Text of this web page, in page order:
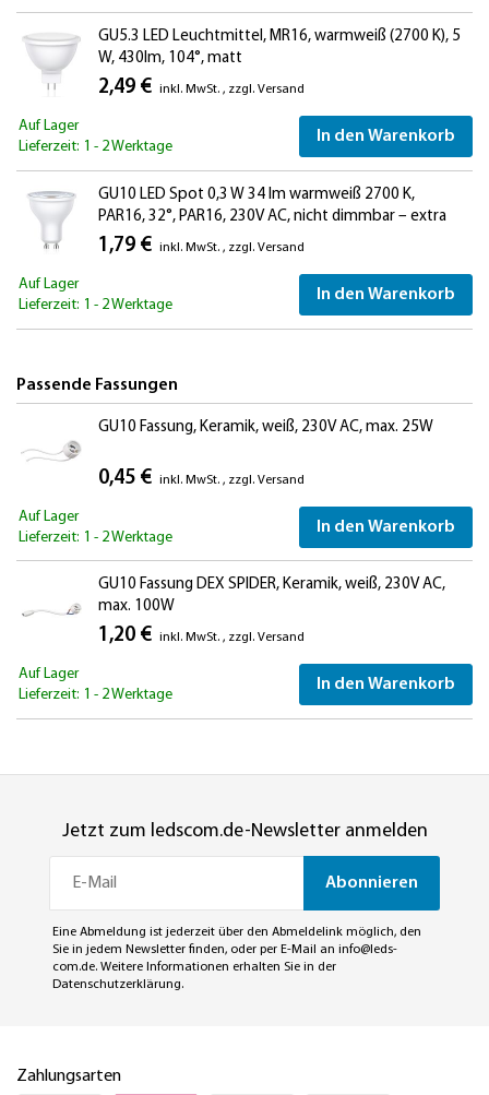
GU5.3 LED Leuchtmittel, MR16, warmweiß (2700 K), 5
W, 430lm, 104°, matt
2,49 € inkl. MwSt. , zzgl. Versand
Auf Lager
Lieferzeit: 1 - 2 Werktage
In den Warenkorb
GU10 LED Spot 0,3 W 34 lm warmweiß 2700 K,
PAR16, 32°, PAR16, 230V AC, nicht dimmbar – extra
lichtschwaches LED Leuchtmittel für Vitrine, Nische,
1,79 € inkl. MwSt. , zzgl. Versand
Auf Lager
Lieferzeit: 1 - 2 Werktage
In den Warenkorb
Passende Fassungen
GU10 Fassung, Keramik, weiß, 230V AC, max. 25W
0,45 € inkl. MwSt. , zzgl. Versand
Auf Lager
Lieferzeit: 1 - 2 Werktage
In den Warenkorb
GU10 Fassung DEX SPIDER, Keramik, weiß, 230V AC,
max. 100W
1,20 € inkl. MwSt. , zzgl. Versand
Auf Lager
Lieferzeit: 1 - 2 Werktage
In den Warenkorb
Jetzt zum ledscom.de-Newsletter anmelden
Abonnieren
Eine Abmeldung ist jederzeit über den Abmeldelink möglich, den
Sie in jedem Newsletter finden, oder per E-Mail an info@leds-
com.de. Weitere Informationen erhalten Sie in der
Datenschutzerklärung.
Zahlungsarten